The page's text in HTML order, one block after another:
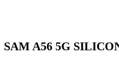
SAM A56 5G